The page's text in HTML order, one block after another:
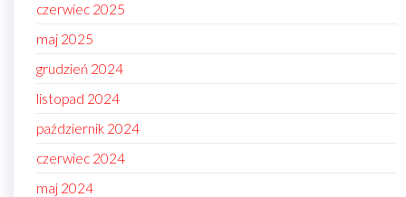
czerwiec 2025
maj 2025
grudzień 2024
listopad 2024
październik 2024
czerwiec 2024
maj 2024